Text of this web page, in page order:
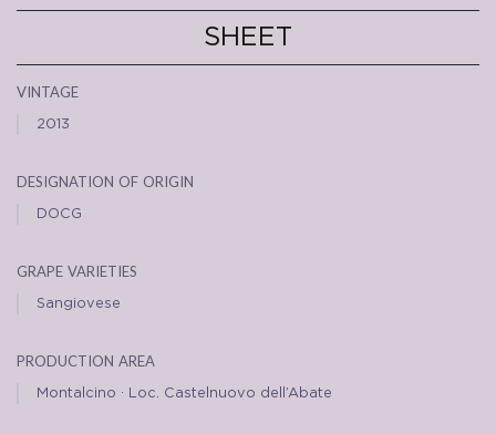
SHEET
vintage
2013
designation of origin
DOCG
grape varieties
Sangiovese
production area
Montalcino · Loc. Castelnuovo dell’Abate